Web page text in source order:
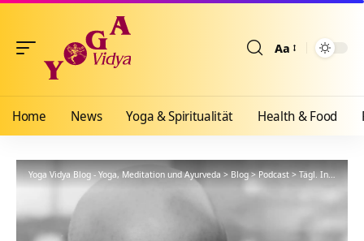
Aa
Home News Yoga & Spiritualität Health & Food
Yoga Vidya Blog - Yoga, Meditation und Ayurveda>Blog>Podcast>Tägl. Inspiration